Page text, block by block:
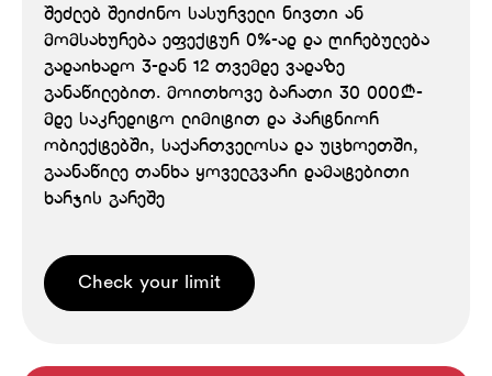
შეძლებ შეიძინო სასურველი ნივთი ან
მომსახურება ეფექტურ 0%-ად და ღირებულება
გადაიხადო 3-დან 12 თვემდე ვადაზე
განაწილებით. მოითხოვე ბარათი 30 000₾-
მდე საკრედიტო ლიმიტით და პარტნიორ
ობიექტებში, საქართველოსა და უცხოეთში,
გაანაწილე თანხა ყოველგვარი დამატებითი
ხარჯის გარეშე
Check your limit